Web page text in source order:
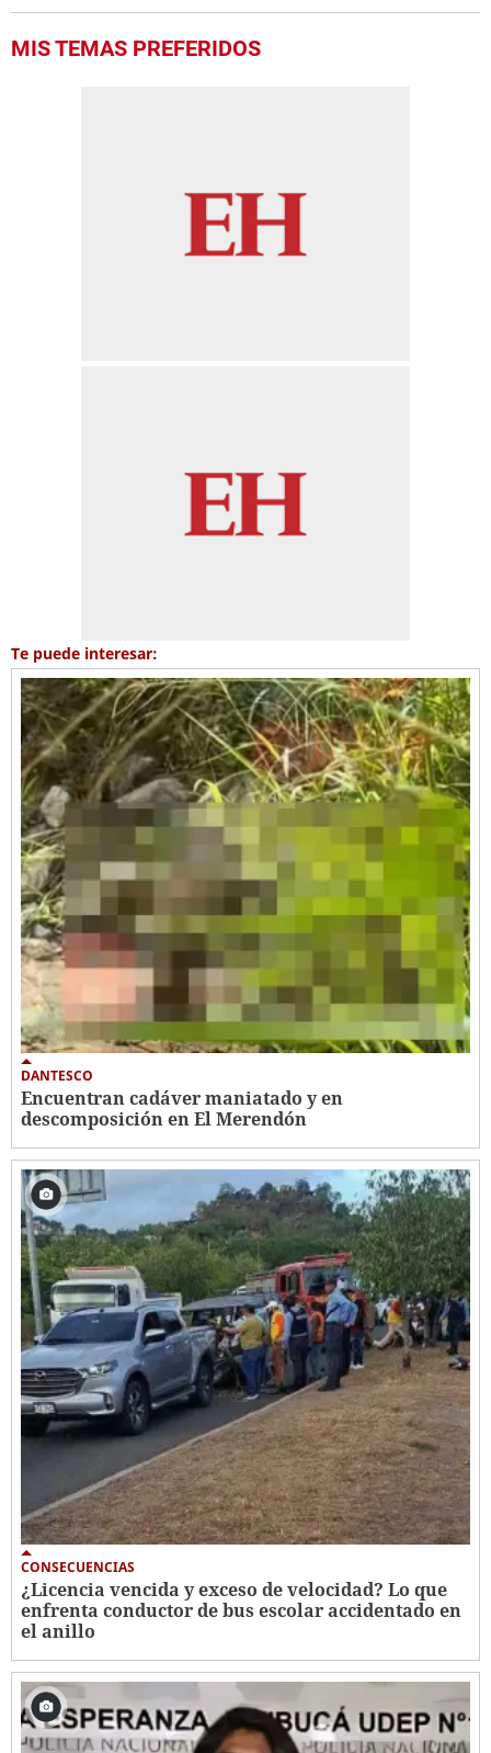
MIS TEMAS PREFERIDOS
Te puede interesar:
DANTESCO
Encuentran cadáver maniatado y en
descomposición en El Merendón
CONSECUENCIAS
¿Licencia vencida y exceso de velocidad? Lo que
enfrenta conductor de bus escolar accidentado en
el anillo